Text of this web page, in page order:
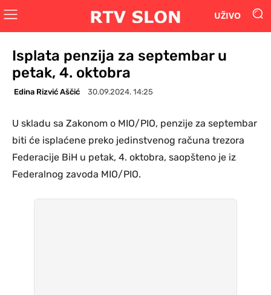
UŽIVO
Isplata penzija za septembar u
petak, 4. oktobra
Edina Rizvić Aščić 30.09.2024. 14:25
U skladu sa Zakonom o MIO/PIO, penzije za septembar
biti će isplaćene preko jedinstvenog računa trezora
Federacije BiH u petak, 4. oktobra, saopšteno je iz
Federalnog zavoda MIO/PIO.